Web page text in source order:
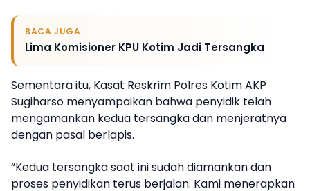
BACA JUGA
Lima Komisioner KPU Kotim Jadi Tersangka
Sementara itu, Kasat Reskrim Polres Kotim AKP
Sugiharso menyampaikan bahwa penyidik telah
mengamankan kedua tersangka dan menjeratnya
dengan pasal berlapis.
“Kedua tersangka saat ini sudah diamankan dan
proses penyidikan terus berjalan. Kami menerapkan